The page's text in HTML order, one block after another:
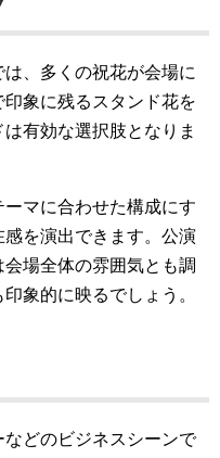
、多くの祝花が会場に
象に残るスタンド花を
有効な選択肢となりま
マに合わせた構成にす
を演出できます。公演
場全体の雰囲気とも調
象的に映るでしょう。
どのビジネスシーンで